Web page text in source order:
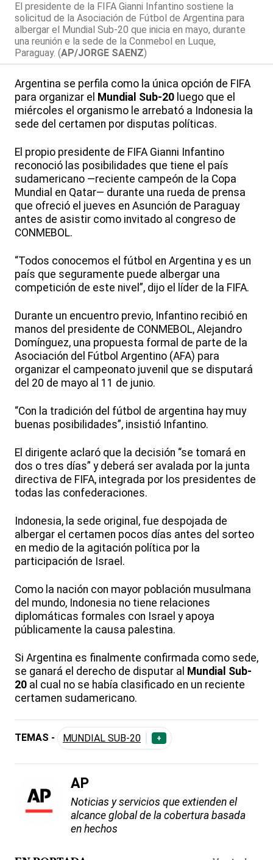
El presidente de la FIFA Gianni Infantino sostiene la
solicitud de la Asociación de Fútbol de Argentina para
albergar el Mundial Sub-20 que inicia en mayo, durante
una reunión e la sede de la Conmebol en Luque,
Paraguay. (AP/JORGE SAENZ)
Argentina se perfila como la única opción de FIFA
para organizar el Mundial Sub-20 luego que el
miércoles el organismo le arrebató a Indonesia la
sede del certamen por disputas políticas.
El propio presidente de FIFA Gianni Infantino
reconoció las posibilidades que tiene el país
sudamericano —reciente campeón de la Copa
Mundial en Qatar— durante una rueda de prensa
que ofreció el jueves en Asunción de Paraguay
antes de asistir como invitado al congreso de
CONMEBOL.
“Todos conocemos el fútbol en Argentina y es un
país que seguramente puede albergar una
competición de este nivel”, dijo el líder de la FIFA.
Durante un encuentro previo, Infantino recibió en
manos del presidente de CONMEBOL, Alejandro
Domínguez, una propuesta formal de parte de la
Asociación del Fútbol Argentino (AFA) para
organizar el campeonato juvenil que se disputará
del 20 de mayo al 11 de junio.
“Con la tradición del fútbol de argentina hay muy
buenas posibilidades”, insistió Infantino.
El dirigente aclaró que la decisión “se tomará en
dos o tres días” y deberá ser avalada por la junta
directiva de FIFA, integrada por los presidentes de
todas las confederaciones.
Indonesia, la sede original, fue despojada de
albergar el certamen pocos días antes del sorteo
en medio de la agitación política por la
participación de Israel.
Como la nación con mayor población musulmana
del mundo, Indonesia no tiene relaciones
diplomáticas formales con Israel y apoya
públicamente la causa palestina.
Si Argentina es finalmente confirmada como sede,
se ganará el derecho de disputar al Mundial Sub-
20 al cual no se había clasificado en un reciente
certamen sudamericano.
TEMAS - MUNDIAL SUB-20 +
AP
Noticias y servicios que extienden el
alcance global de la cobertura basada
en hechos